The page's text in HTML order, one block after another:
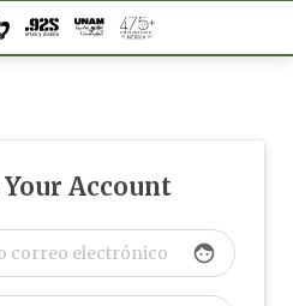
Account
face